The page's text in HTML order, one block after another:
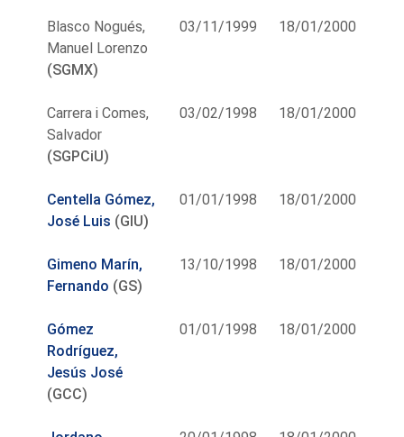
Blasco Nogués,
Manuel Lorenzo
(SGMX)
03/11/1999 18/01/2000
Carrera i Comes,
Salvador
(SGPCiU)
03/02/1998 18/01/2000
Centella Gómez,
José Luis (GIU)
01/01/1998 18/01/2000
Gimeno Marín,
Fernando (GS)
13/10/1998 18/01/2000
Gómez
Rodríguez,
Jesús José
(GCC)
01/01/1998 18/01/2000